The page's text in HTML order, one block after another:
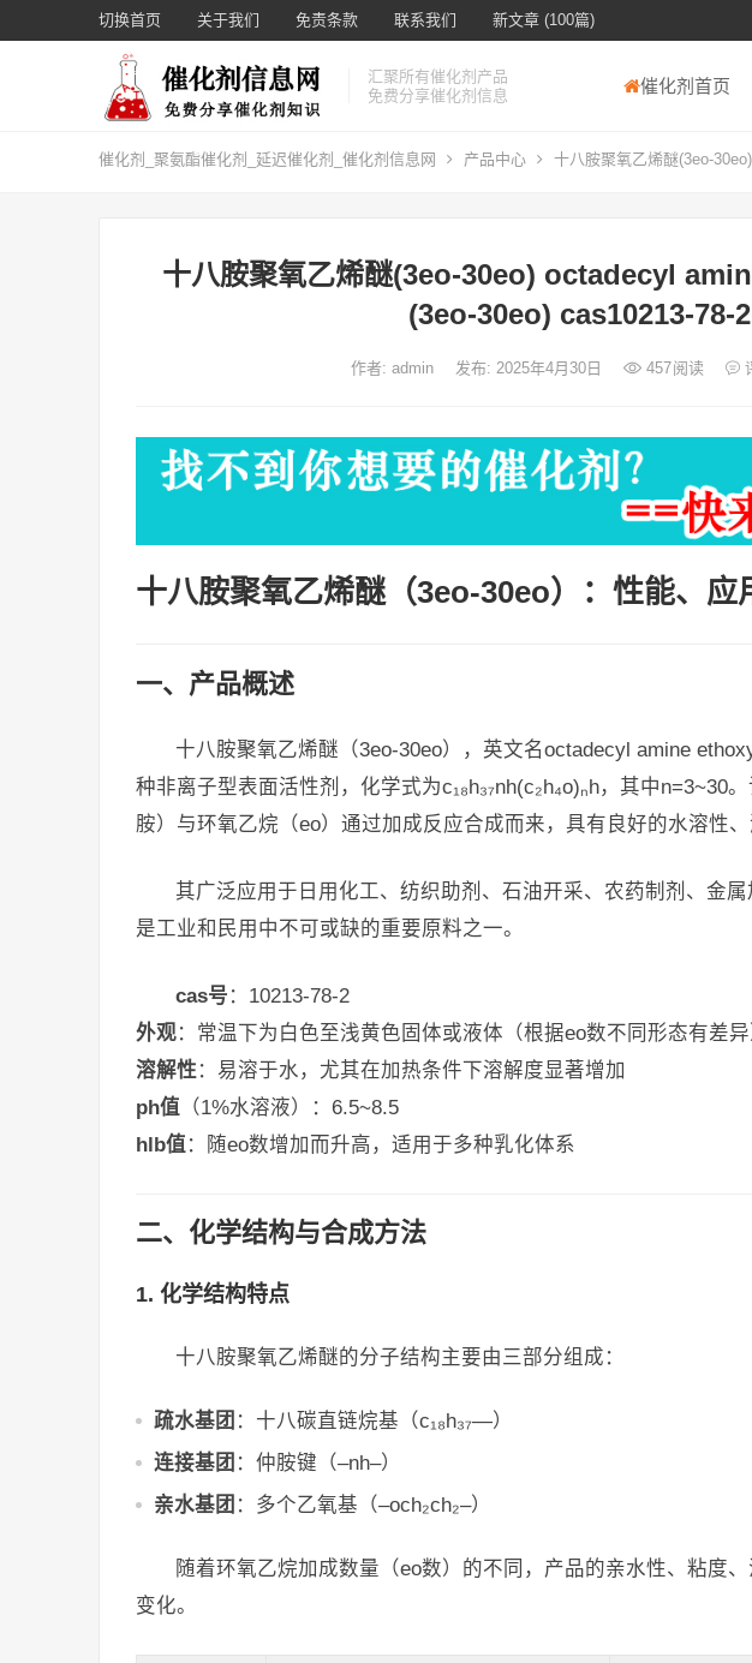
切换首页 关于我们 免责条款 联系我们 新文章 (100篇)
汇聚所有催化剂产品
免费分享催化剂信息
催化剂首页
催化剂_聚氨酯催化剂_延迟催化剂_催化剂信息网 产品中心 十八胺聚氧乙烯醚(3eo-
十八胺聚氧乙烯醚(3eo-30eo) octadecyl
(3eo-30eo) cas10213-78-2
作者: admin 发布: 2025年4月30日 457阅读
十八胺聚氧乙烯醚（3eo-30eo）：性能、应
一、产品概述
十八胺聚氧乙烯醚（3eo-30eo），英文名octadecyl amine
种非离子型表面活性剂，化学式为c₁₈h₃₇nh(c₂h₄o)ₙh，其中n=3~30
胺）与环氧乙烷（eo）通过加成反应合成而来，具有良好的水溶性、
其广泛应用于日用化工、纺织助剂、石油开采、农药制剂、金属
是工业和民用中不可或缺的重要原料之一。
cas号 ：10213-78-2
外观：常温下为白色至浅黄色固体或液体（根据eo数不同形态有差异
溶解性 ：易溶于水，尤其在加热条件下溶解度显著增加
ph值 （1%水溶液）：6.5~8.5
hlb值 ：随eo数增加而升高，适用于多种乳化体系
二、化学结构与合成方法
1. 化学结构特点
十八胺聚氧乙烯醚的分子结构主要由三部分组成：
疏水基团 ：十八碳直链烷基（c₁₈h₃₇—）
连接基团 ：仲胺键（–nh–）
亲水基团 ：多个乙氧基（–och₂ch₂–）
随着环氧乙烷加成数量（eo数）的不同，产品的亲水性、粘度
变化。